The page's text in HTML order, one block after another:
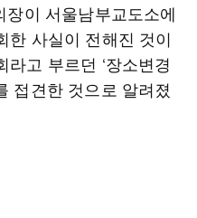
이 서울남부교도소에
한 사실이 전해진 것이
고 부르던 ‘장소변경
접견한 것으로 알려졌